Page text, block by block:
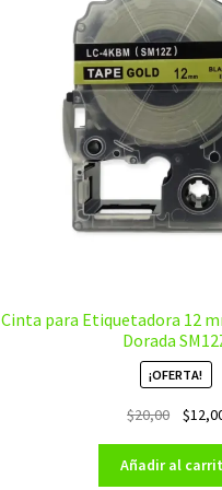
Cinta para Etiquetadora 12
Dorada
¡OFERTA!
$20,00
El
original
era:
$
Añadir al